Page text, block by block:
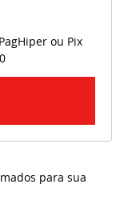
ou Pix
para sua